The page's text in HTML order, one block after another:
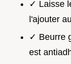
✓ Laisse
l'ajouter
✓ Beurre
est